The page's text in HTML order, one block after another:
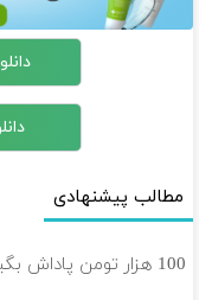
مطالب پیشنهادی
100 هزار تومن پاداش بگیر | ثبت نام کن